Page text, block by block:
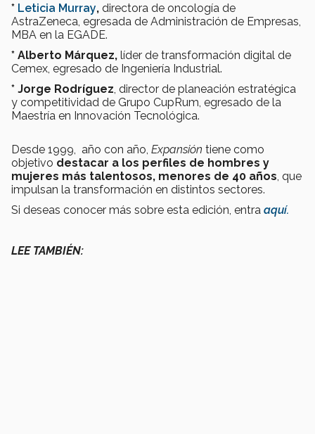
* Leticia Murray, directora de oncología de
AstraZeneca, egresada de Administración de Empresas,
MBA en la EGADE.
* Alberto Márquez, líder de transformación digital de
Cemex, egresado de Ingeniería Industrial.
* Jorge Rodríguez , director de planeación estratégica
y competitividad de Grupo CupRum, egresado de la
Maestría en Innovación Tecnológica.
Desde 1999, año con año, Expansión tiene como
objetivo destacar a los perfiles de hombres y
mujeres más talentosos, menores de 40 años , que
impulsan la transformación en distintos sectores.
Si deseas conocer más sobre esta edición, entra aquí.
LEE TAMBIÉN: